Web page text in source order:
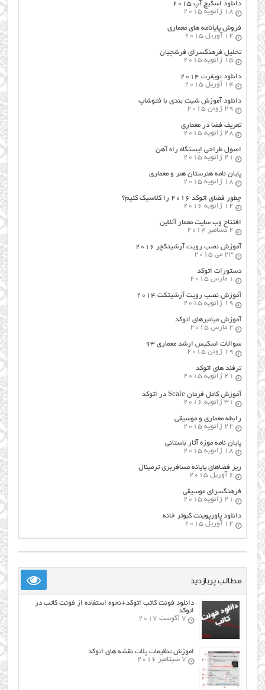
دانلود اسکیچ آپ ۲۰۱۵
18 ژانویه 2015
فروش پایانامه های معماری
12 آوریل 2015
تحلیل فرهنگسرای فرشچیان
15 ژانویه 2015
دانلود نویفرت ۲۰۱۴
14 آوریل 2015
دانلود آموزش شیت بندی با فتوشاپ
29 ژوئن 2015
تعریف فضا در معماری
28 ژانویه 2015
اصول طراحي ایستگاه راه آهن
21 ژانویه 2015
پایان نامه هنرستان هنر و معماري
18 ژانویه 2015
چطور فضای اتوکد ۲۰۱۶ را کلاسیک کنیم؟
12 ژانویه 2016
افتتاح وب سایت معمار آنلاین
2 دسامبر 2014
آموزش نصب رویت آرشیتکچر ۲۰۱۶
23 می 2015
دستورات اتوکد
1 مارس 2015
آموزش نصب رویت آرشیتکت ۲۰۱۴
19 ژانویه 2015
آموزش میانبرهای اتوکد
2 مارس 2015
سوالات اسکیس ارشد معماری ۹۳
19 ژوئن 2015
ترفند های اتوکد
21 ژانویه 2015
آموزش کامل فرمان Scale در اتوکد
31 ژانویه 2016
رابطه معماری و موسیقی
22 ژانویه 2015
پایان نامه موزه آثار باستانی
18 ژانویه 2015
ریز فضاهای پایانه مسافربری ترمینال
6 آوریل 2015
فرهنگسراي موسيقي
21 ژانویه 2015
دانلود پاورپوینت کبوتر خانه
12 آوریل 2015
مطالب پربازدید
دانلود فونت کاتب اتوکد+نحوه استفاده از فونت کاتب در
اتوکد
7 آگوست 2017
اموزش تنظیمات پلات نقشه های اتوکد
7 سپتامبر 2016